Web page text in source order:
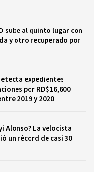
sube al quinto lugar con
y otro recuperado por
expedientes
por RD$16,600
2019 y 2020
Alonso? La velocista
un récord de casi 30